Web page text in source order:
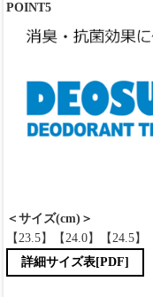
POINT5
＜サイズ(cm)＞
【23.5】【24.0】【24.5】
詳細サイズ表[PDF]